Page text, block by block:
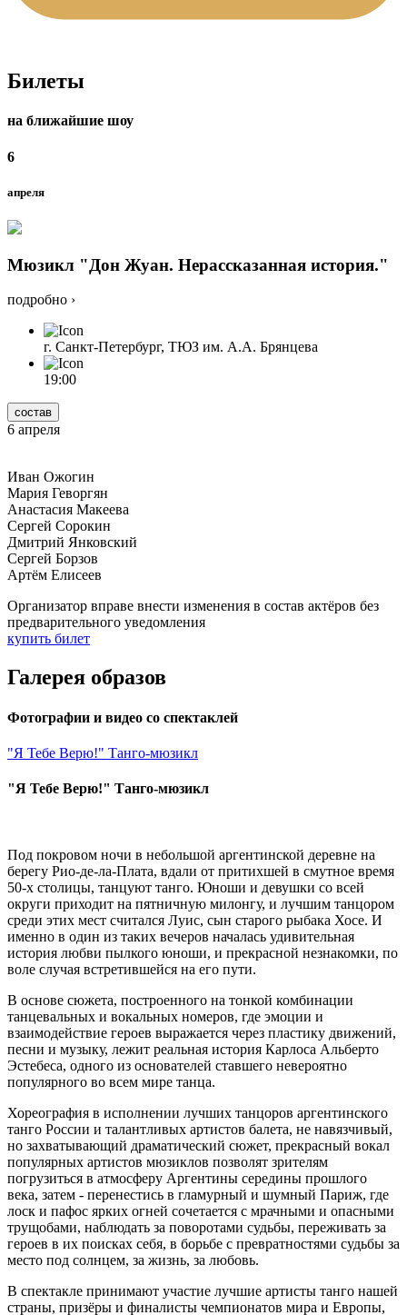
Билеты
на ближайшие шоу
6
апреля
Мюзикл "Дон Жуан. Нерассказанная история."
подробно ›
г. Санкт-Петербург, ТЮЗ им. А.А. Брянцева
19:00
состав
6 апреля
Иван Ожогин
Мария Геворгян
Анастасия Макеева
Сергей Сорокин
Дмитрий Янковский
Сергей Борзов
Артём Елисеев
Организатор вправе внести изменения в состав актёров без
предварительного уведомления
купить билет
Галерея образов
Фотографии и видео со спектаклей
"Я Тебе Верю!" Танго-мюзикл
"Я Тебе Верю!" Танго-мюзикл
Под покровом ночи в небольшой аргентинской деревне на
берегу Рио-де-ла-Плата, вдали от притихшей в смутное время
50-х столицы, танцуют танго. Юноши и девушки со всей
округи приходит на пятничную милонгу, и лучшим танцором
среди этих мест считался Луис, сын старого рыбака Хосе. И
именно в один из таких вечеров началась удивительная
история любви пылкого юноши, и прекрасной незнакомки, по
воле случая встретившейся на его пути.
В основе сюжета, построенного на тонкой комбинации
танцевальных и вокальных номеров, где эмоции и
взаимодействие героев выражается через пластику движений,
песни и музыку, лежит реальная история Карлоса Альберто
Эстебеса, одного из основателей ставшего невероятно
популярного во всем мире танца.
Хореография в исполнении лучших танцоров аргентинского
танго России и талантливых артистов балета, не навязчивый,
но захватывающий драматический сюжет, прекрасный вокал
популярных артистов мюзиклов позволят зрителям
погрузиться в атмосферу Аргентины середины прошлого
века, затем - перенестись в гламурный и шумный Париж, где
лоск и пафос ярких огней сочетается с мрачными и опасными
трущобами, наблюдать за поворотами судьбы, переживать за
героев в их поисках себя, в борьбе с превратностями судьбы за
место под солнцем, за жизнь, за любовь.
В спектакле принимают участие лучшие артисты танго нашей
страны, призёры и финалисты чемпионатов мира и Европы,